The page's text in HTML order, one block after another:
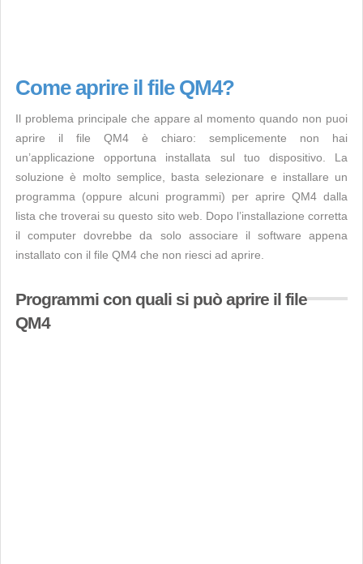
Come aprire il file QM4?
Il problema principale che appare al momento quando non puoi
aprire il file QM4 è chiaro: semplicemente non hai
un’applicazione opportuna installata sul tuo dispositivo. La
soluzione è molto semplice, basta selezionare e installare un
programma (oppure alcuni programmi) per aprire QM4 dalla
lista che troverai su questo sito web. Dopo l’installazione corretta
il computer dovrebbe da solo associare il software appena
installato con il file QM4 che non riesci ad aprire.
Programmi con quali si può aprire il file
QM4